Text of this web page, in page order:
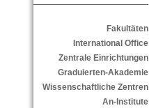
Fakultäten
International Office
Zentrale Einrichtungen
Graduierten-Akademie
Wissenschaftliche Zentren
An-Institute